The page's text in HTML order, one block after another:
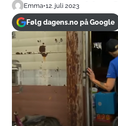
Emma•12. juli 2023
Følg dagens.no på Google